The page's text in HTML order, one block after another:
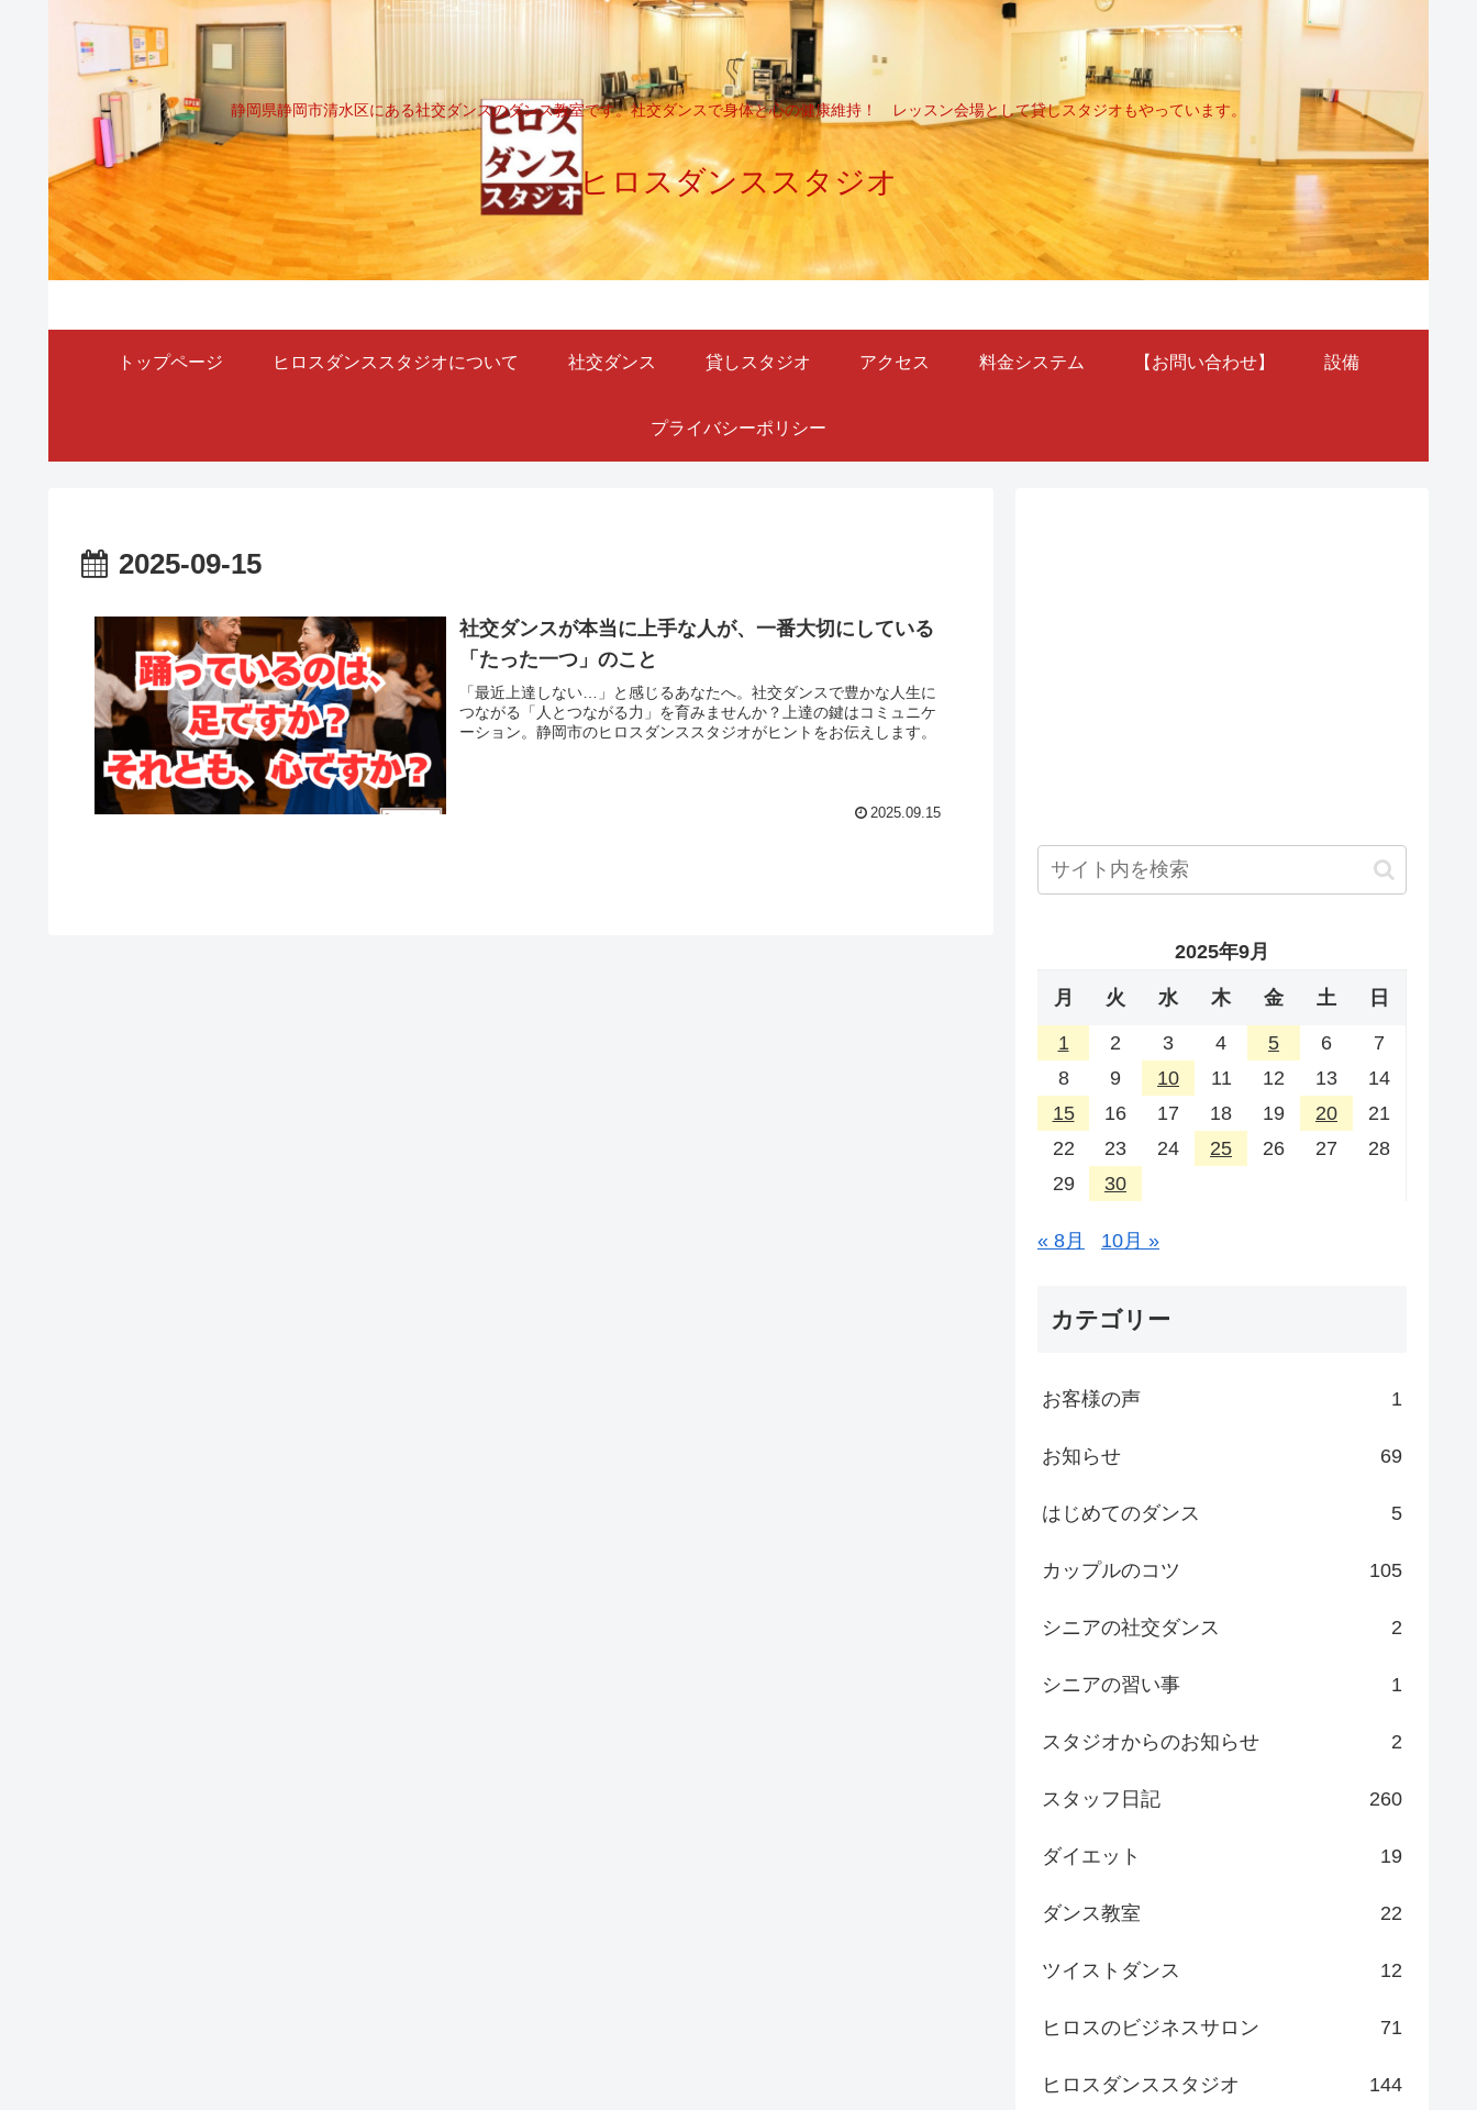
静岡県静岡市清水区にある社交ダンスのダンス教室です。社交ダンスで身体と心の健康維持！ レッスン会場として貸しスタジオもやっています。
ヒロスダンススタジオ
トップページ ヒロスダンススタジオについて 社交ダンス 貸しスタジオ アクセス 料金システム 【お問い合わせ】 設備
プライバシーポリシー
2025-09-15
社交ダンスが本当に上手な人が、一番大切にしている
「たった一つ」のこと
「最近上達しない…」と感じるあなたへ。社交ダンスで豊かな人生に
つながる「人とつながる力」を育みませんか？上達の鍵はコミュニケ
ーション。静岡市のヒロスダンススタジオがヒントをお伝えします。
2025.09.15
2025年9月
月 火 水 木 金 土 日
1 2 3 4 5 6
7
8
9 10 11 12 13
14
15
16 17 18 19 20
21
22
23 24 25 26 27
28
29
30
« 8月 10月 »
カテゴリー
お客様の声 1
お知らせ 69
はじめてのダンス 5
カップルのコツ 105
シニアの社交ダンス 2
シニアの習い事 1
スタジオからのお知らせ 2
スタッフ日記 260
ダイエット 19
ダンス教室 22
ツイストダンス 12
ヒロスのビジネスサロン 71
ヒロスダンススタジオ 144